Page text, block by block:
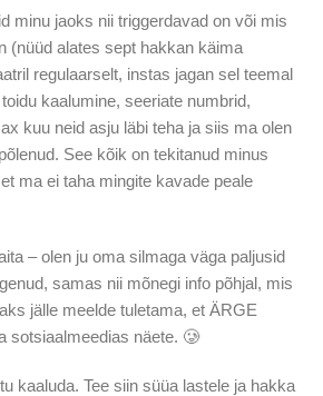
minu jaoks nii triggerdavad on või mis
(nüüd alates sept hakkan käima
regulaarselt, instas jagan sel teemal
kaalumine, seeriate numbrid,
kuu neid asju läbi teha ja siis ma olen
See kõik on tekitanud minus
ma ei taha mingite kavade peale
– olen ju oma silmaga väga paljusid
samas nii mõnegi info põhjal, mis
jälle meelde tuletama, et ÄRGE
sotsiaalmeedias näete. 🥲
kaaluda. Tee siin süüa lastele ja hakka